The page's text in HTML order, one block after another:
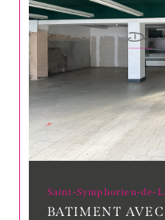
Saint-Symphorien-de-
BATIMENT